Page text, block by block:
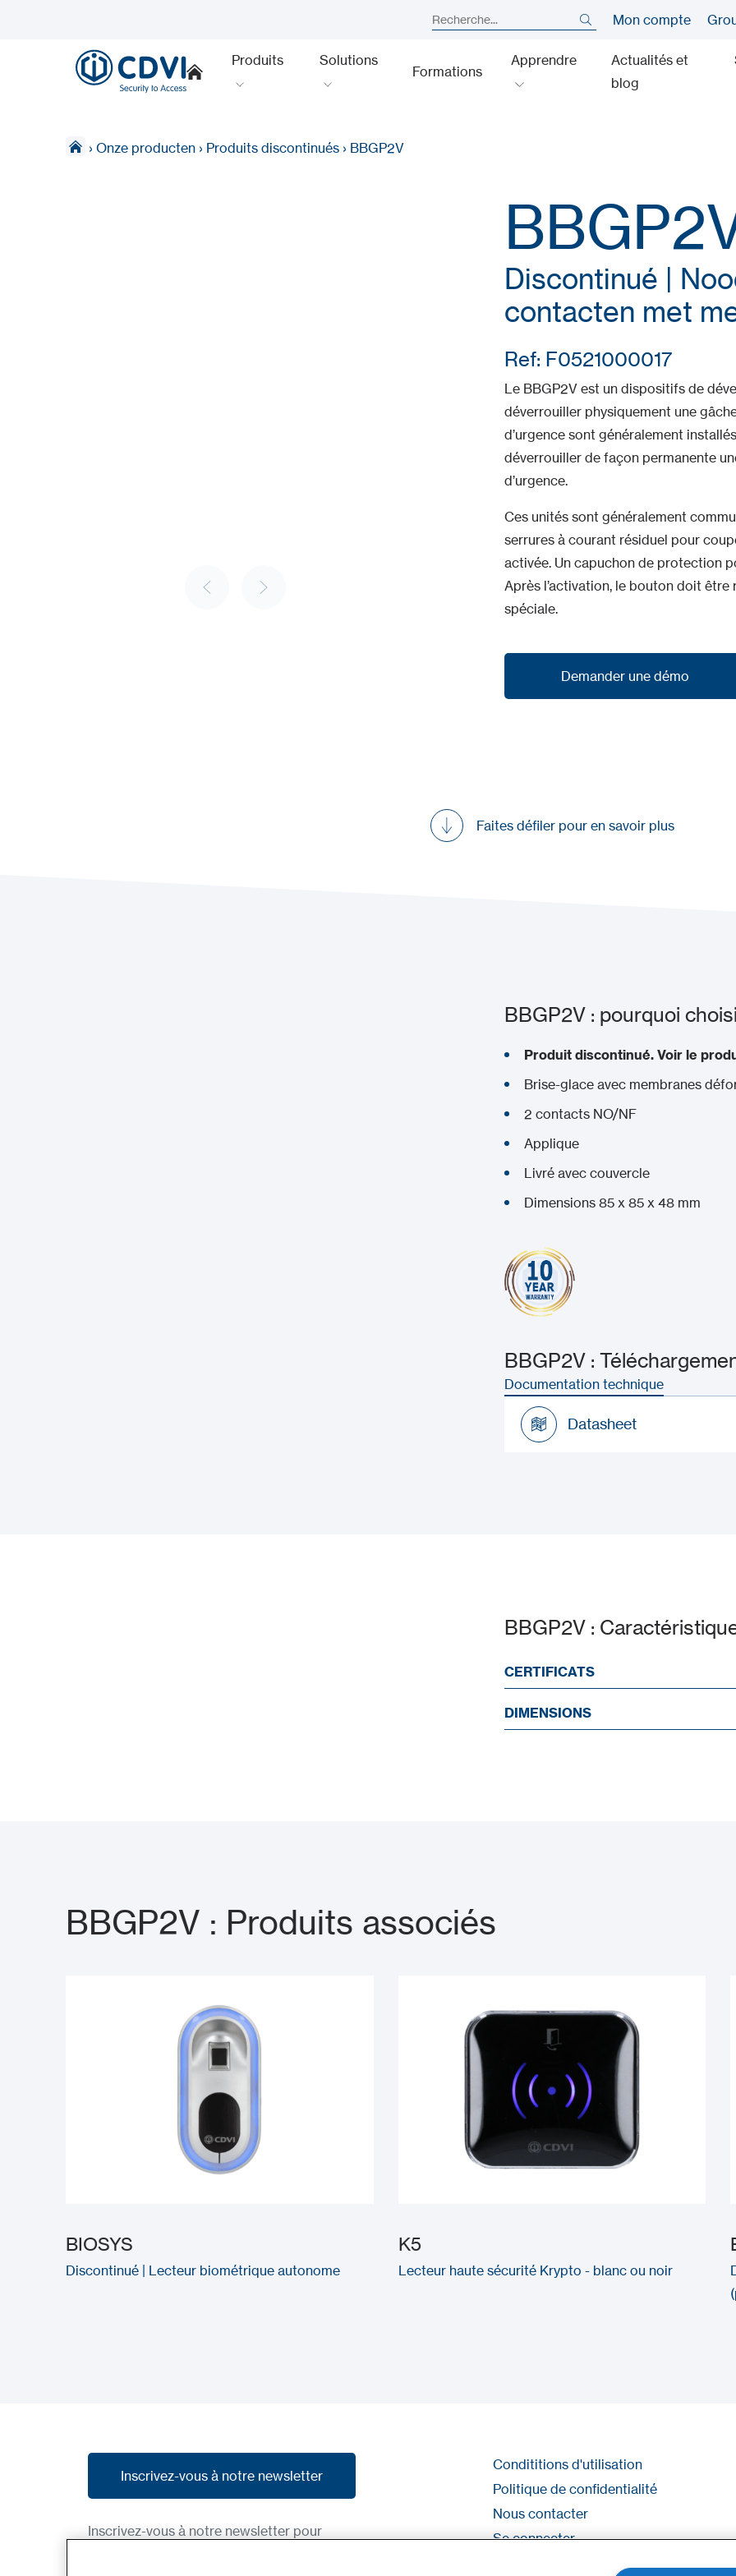
Mon compte
Produits Solutions
Formations
Apprendre
Actualités et
blog
› Onze producten › Produits discontinués › BBGP2V
Discontinué |
contacten met
Ref: F0521000017
Le BBGP2V est un dispositifs de
déverrouiller physiquement une
d’urgence sont généralement
déverrouiller de façon permanente
d’urgence.
Ces unités sont généralement
serrures à courant résiduel pour
activée. Un capuchon de protection
Après l’activation, le bouton doit être
spéciale.
Demander une démo
Faites défiler pour en savoir plus
BBGP2V : pourquoi
Produit discontinué. Voir le
Brise-glace avec membranes
2 contacts NO/NF
Applique
Livré avec couvercle
Dimensions 85 x 85 x 48 mm
BBGP2V :
Documentation technique
Datasheet
BBGP2V :
CERTIFICATS
DIMENSIONS
BBGP2V : Produits associés
BIOSYS
Discontinué | Lecteur biométrique autonome
K5
Lecteur haute sécurité Krypto - blanc ou noir
Inscrivez-vous à notre newsletter
Inscrivez-vous à notre newsletter
Inscrivez-vous à notre newsletter pour
Condititions d'utilisation
Politique de confidentialité
Nous contacter
Se connecter